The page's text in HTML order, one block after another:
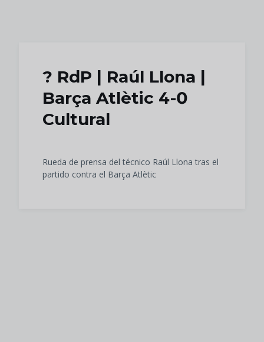
?️ RdP | Raúl Llona |
Barça Atlètic 4-0
Cultural
Rueda de prensa del técnico Raúl Llona tras el
partido contra el Barça Atlètic